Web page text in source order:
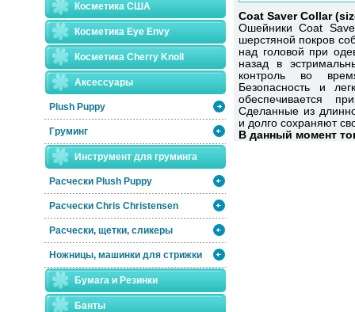
Косметика США
Косметика Eye Envy
Косметика Сherry Knoll
Аксессуары
Plush Puppy
Груминг
Инструмент для груминга
Расчески Plush Puppy
Расчески Сhris Christensen
Расчески, щетки, сликеры
Ножницы, машинки для стрижки
Бумага и Резинки
Банты
Coat Saver Collar
Ошейники Coat
шерстяной покров
над головой при
назад в
контроль во
Безопасность и
обеспечивается
Сделанные из
и долго сохраняют
В данный момент